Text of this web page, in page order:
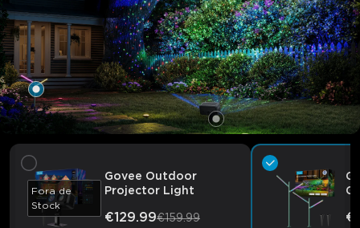
Fora de
Stock
Govee Outdoor
Projector Light
€129.99€159.99